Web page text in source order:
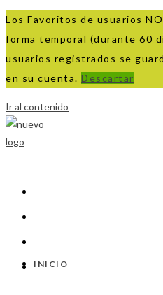
Los Favoritos de usuarios
forma temporal (durante 60
usuarios registrados se
en su cuenta. Descartar
Ir al contenido
INICIO